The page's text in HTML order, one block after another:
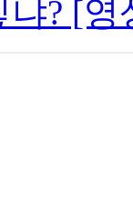
냐? [